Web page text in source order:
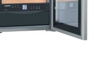
DODAJ U KOŠARICU